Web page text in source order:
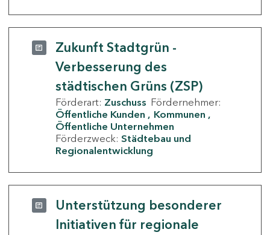
Zukunft Stadtgrün -
Verbesserung des
städtischen Grüns (ZSP)
Förderart: Zuschuss Fördernehmer:
Öffentliche Kunden
Kommunen
Öffentliche Unternehmen
Förderzweck: Städtebau und
Regionalentwicklung
Unterstützung besonderer
Initiativen für regionale